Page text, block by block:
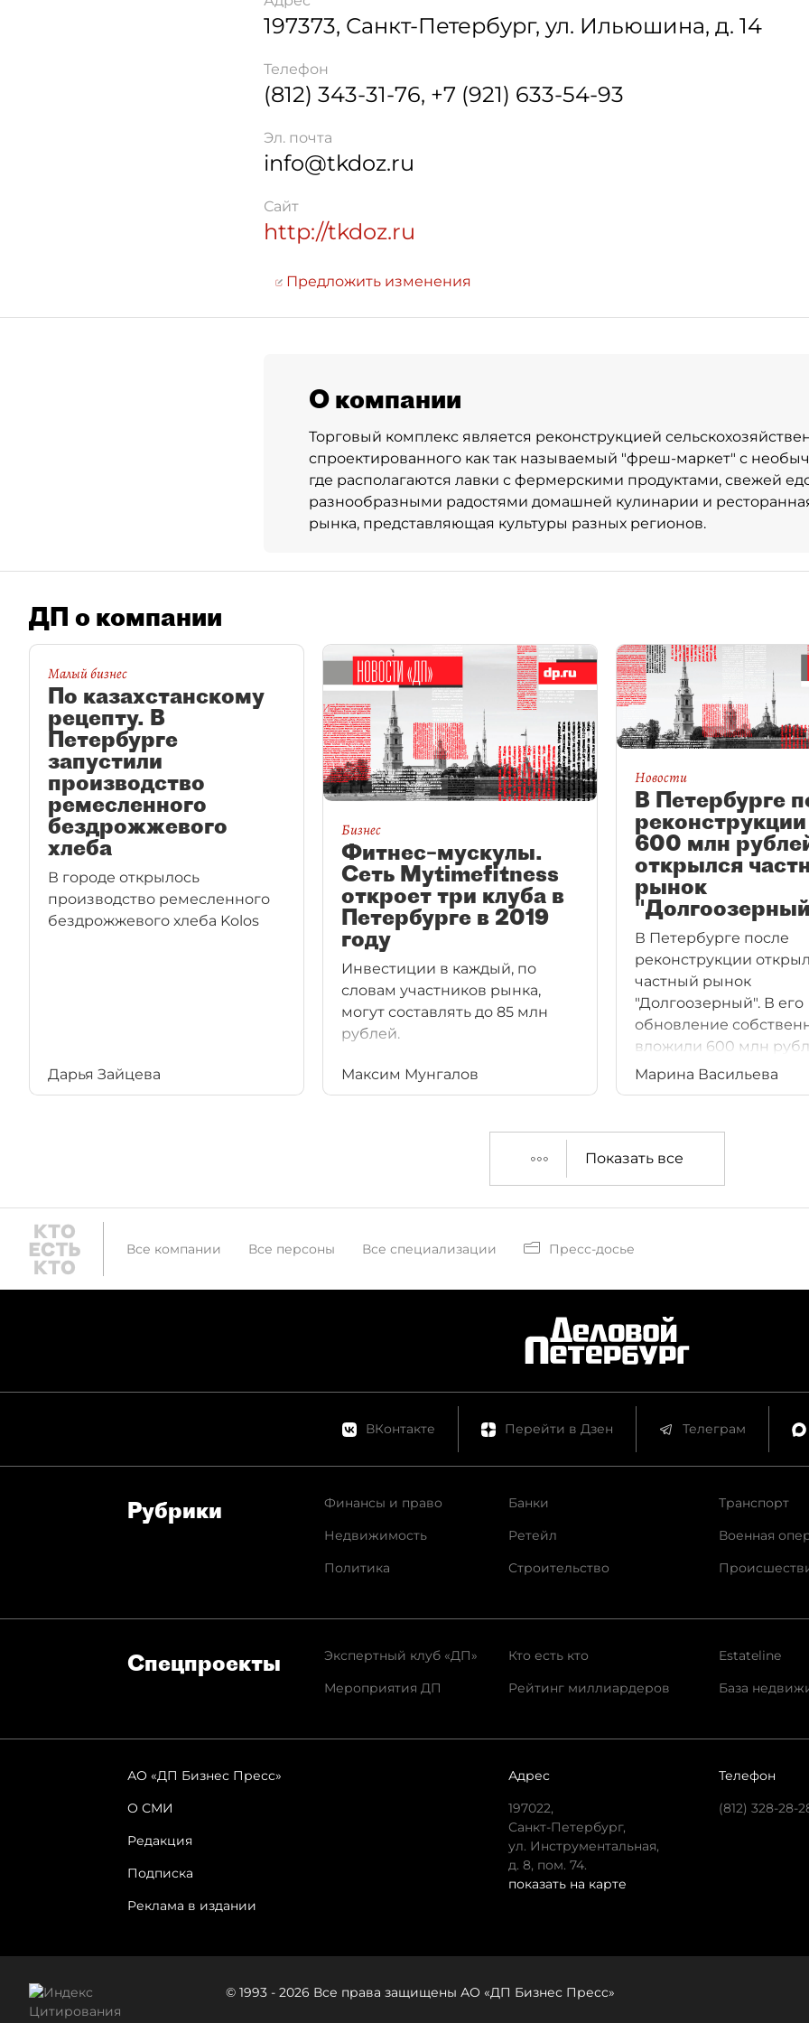
197373, Санкт-Петербург, ул. Ильюшина, д. 14
Телефон
(812) 343-31-76, +7 (921) 633-54-93
Эл. почта
info@tkdoz.ru
Сайт
http://tkdoz.ru
Предложить изменения
О компании
Торговый комплекс является реконструкцией
спроектированного как так называемый "фреш-маркет" с
где располагаются лавки с фермерскими продуктами, свежей
разнообразными радостями домашней кулинарии и
рынка, представляющая культуры разных регионов.
ДП о компании
Малый бизнес
По казахстанскому
рецепту. В
Петербурге
запустили
производство
ремесленного
бездрожжевого
хлеба
В городе открылось
производство ремесленного
бездрожжевого хлеба Kolos
Дарья Зайцева
Бизнес
Фитнес–мускулы.
Сеть Mytimefitness
откроет три клуба в
Петербурге в 2019
году
Инвестиции в каждый, по
словам участников рынка,
могут составлять до 85 млн
рублей.
Максим Мунгалов
Новости
В Петербурге
600 млн
открылся
рынок
В Петербурге после
реконструкции
частный рынок
"Долгоозерный". В его
обновление
вложили 600 млн
Менять формат
к конфликтам с
Марина Васильева
Показать все
Все компании Все персоны Все специализации Пресс-досье
ВКонтакте Перейти в Дзен Телеграм
Рубрики
Финансы и право
Недвижимость
Политика
Банки
Ретейл
Строительство
Транспорт
Военная
Спец­проекты
Экспертный клуб «ДП»
Мероприятия ДП
Кто есть кто
Рейтинг миллиардеров
Estateline
База
АО «ДП Бизнес Пресс»
О СМИ
Редакция
Подписка
Реклама в издании
Адрес
197022,
Санкт-Петербург,
ул. Инструментальная,
д. 8, пом. 74.
показать на карте
Телефон
(812) 328-28-
© 1993 - 2026 Все права защищены АО «ДП Бизнес Пресс»